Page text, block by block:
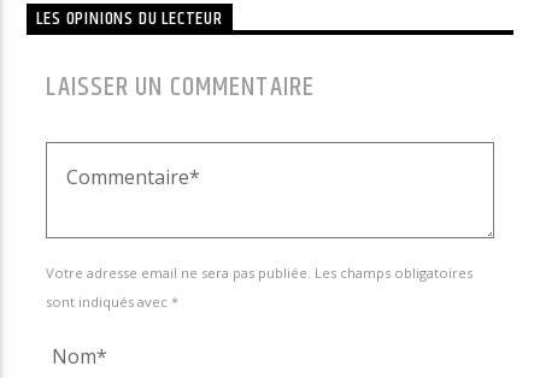
LES OPINIONS DU LECTEUR
LAISSER UN COMMENTAIRE
Votre adresse email ne sera pas publiée. Les champs obligatoires
sont indiqués avec *